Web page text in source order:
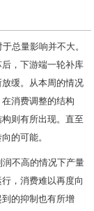
总量影响并不大。
，下游端一轮补库
缓。从本周的情况
消费调整的结构
则有所出现。直至
的可能。
不高的情况下产量
，消费难以再度向
的抑制也有所增